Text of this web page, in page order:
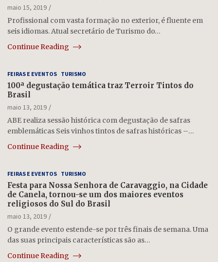
maio 15, 2019
Profissional com vasta formação no exterior, é fluente em
seis idiomas. Atual secretário de Turismo do…
Continue Reading
FEIRAS E EVENTOS TURISMO
100ª degustação temática traz Terroir Tintos do
Brasil
maio 13, 2019
ABE realiza sessão histórica com degustação de safras
emblemáticas Seis vinhos tintos de safras históricas –…
Continue Reading
FEIRAS E EVENTOS TURISMO
Festa para Nossa Senhora de Caravaggio, na Cidade
de Canela, tornou-se um dos maiores eventos
religiosos do Sul do Brasil
maio 13, 2019
O grande evento estende-se por três finais de semana. Uma
das suas principais características são as…
Continue Reading